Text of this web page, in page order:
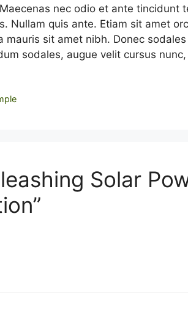
nec odio et ante tincidunt
Nullam quis ante. Etiam sit amet
sit amet nibh. Donec
sodales, augue velit cursus nunc,
Solar